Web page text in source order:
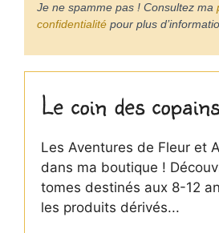
Je ne spamme pas ! Consultez ma
confidentialité pour plus
Le coin des copains
Les Aventures de Fleur et
dans ma boutique !
tomes destinés aux 8-12
les produits dérivés...